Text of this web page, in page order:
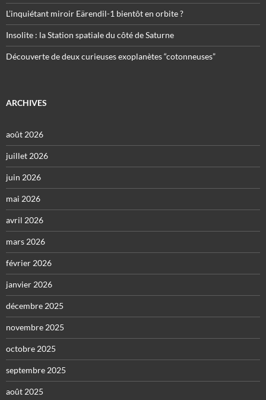
L’inquiétant miroir Eärendil-1 bientôt en orbite ?
Insolite : la Station spatiale du côté de Saturne
Découverte de deux curieuses exoplanètes “cotonneuses”
ARCHIVES
août 2026
juillet 2026
juin 2026
mai 2026
avril 2026
mars 2026
février 2026
janvier 2026
décembre 2025
novembre 2025
octobre 2025
septembre 2025
août 2025